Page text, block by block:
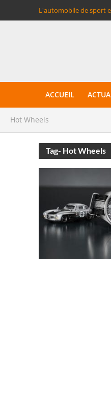
L'automobile de sport
ACCUEIL
Hot Wheels
Tag- Hot Wheels